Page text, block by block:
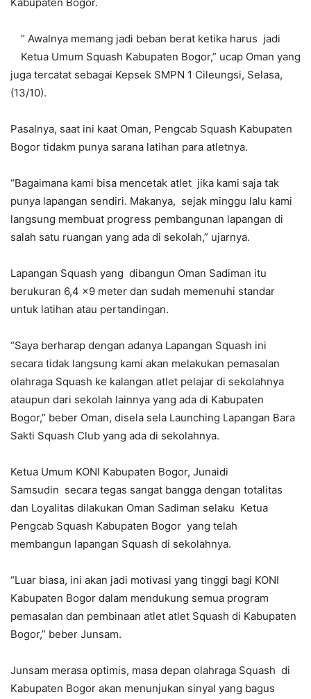
“ Awalnya memang jadi beban berat ketika harus jadi
Ketua Umum Squash Kabupaten Bogor,” ucap Oman yang
juga tercatat sebagai Kepsek SMPN 1 Cileungsi, Selasa,
(13/10).
Pasalnya, saat ini kaat Oman, Pengcab Squash Kabupaten
Bogor tidakm punya sarana latihan para atletnya.
“Bagaimana kami bisa mencetak atlet jika kami saja tak
punya lapangan sendiri. Makanya, sejak minggu lalu kami
langsung membuat progress pembangunan lapangan di
salah satu ruangan yang ada di sekolah,” ujarnya.
Lapangan Squash yang dibangun Oman Sadiman itu
berukuran 6,4 x9 meter dan sudah memenuhi standar
untuk latihan atau pertandingan.
“Saya berharap dengan adanya Lapangan Squash ini
secara tidak langsung kami akan melakukan pemasalan
olahraga Squash ke kalangan atlet pelajar di sekolahnya
ataupun dari sekolah lainnya yang ada di Kabupaten
Bogor,” beber Oman, disela sela Launching Lapangan Bara
Sakti Squash Club yang ada di sekolahnya.
Ketua Umum KONI Kabupaten Bogor, Junaidi
Samsudin secara tegas sangat bangga dengan totalitas
dan Loyalitas dilakukan Oman Sadiman selaku Ketua
Pengcab Squash Kabupaten Bogor yang telah
membangun lapangan Squash di sekolahnya.
“Luar biasa, ini akan jadi motivasi yang tinggi bagi KONI
Kabupaten Bogor dalam mendukung semua program
pemasalan dan pembinaan atlet atlet Squash di Kabupaten
Bogor,” beber Junsam.
Junsam merasa optimis, masa depan olahraga Squash di
Kabupaten Bogor akan menunjukan sinyal yang bagus